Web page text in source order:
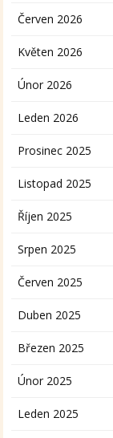
Červen 2026
Květen 2026
Únor 2026
Leden 2026
Prosinec 2025
Listopad 2025
Říjen 2025
Srpen 2025
Červen 2025
Duben 2025
Březen 2025
Únor 2025
Leden 2025